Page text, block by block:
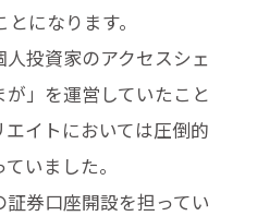
になります。
投資家のアクセスシェ
」を運営していたこと
イトにおいては圧倒的
いました。
券口座開設を担ってい